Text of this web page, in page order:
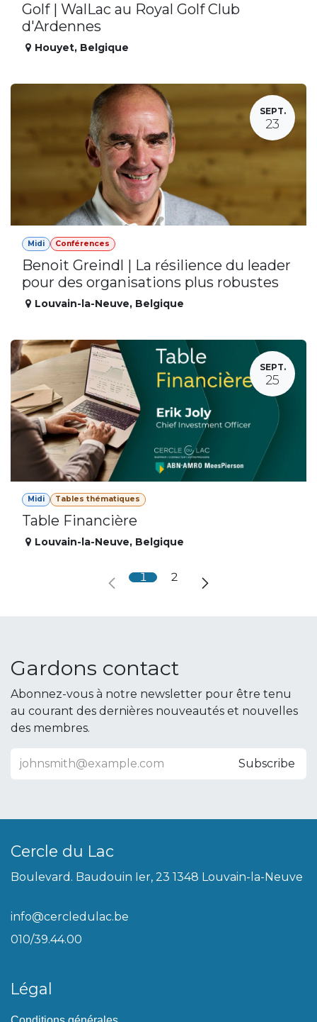
Golf | WalLac au Royal Golf Club
d'Ardennes
Houyet, Belgique
SEPT.
23
Midi Conférences
Benoit Greindl | La résilience du leader
pour des organisations plus robustes
Louvain-la-Neuve, Belgique
SEPT.
25
Midi Tables thématiques
Table Financière
Louvain-la-Neuve, Belgique
1 2
Gardons contact
Abonnez-vous à notre newsletter pour être tenu
au courant des dernières nouveautés et nouvelles
des membres.
Subscribe
Cercle du Lac
Boulevard. Baudouin Ier, 23 1348 Louvain-la-Neuve
info@cercledulac.be
010/39.44.00
Légal